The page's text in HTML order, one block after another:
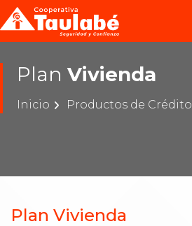
Plan Vivienda
Inicio Productos de Crédito
Plan Vivienda